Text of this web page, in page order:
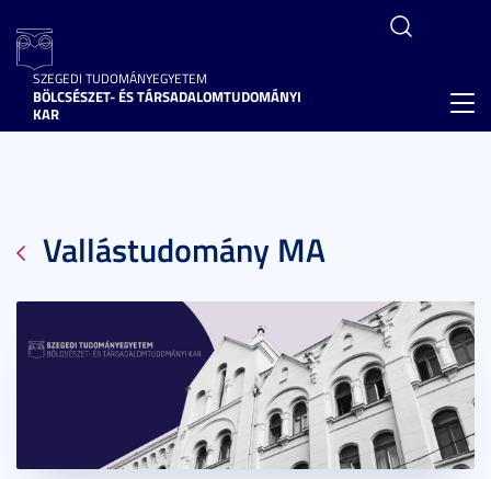
SZEGEDI TUDOMÁNYEGYETEM
BÖLCSÉSZET- ÉS TÁRSADALOMTUDOMÁNYI
KAR
Vallástudomány MA